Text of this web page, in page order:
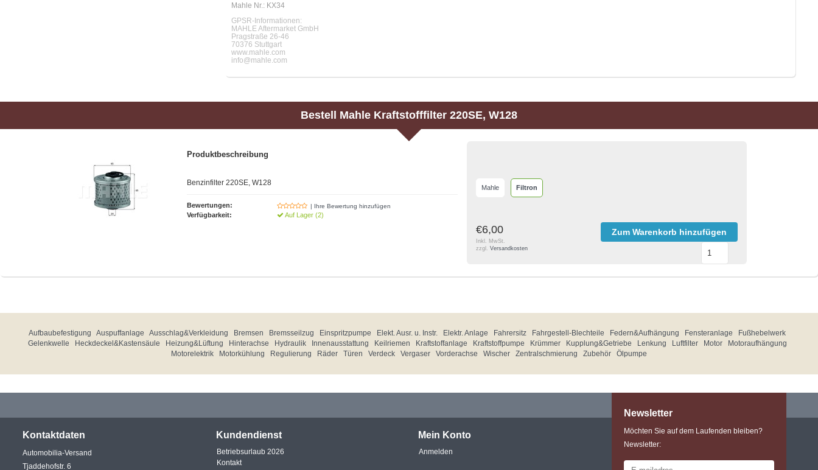
Mahle Nr.: KX34
GPSR-Informationen:
MAHLE Aftermarket GmbH
Pragstraße 26-46
70376 Stuttgart
www.mahle.com
info@mahle.com
Bestell Mahle Kraftstofffilter 220SE, W128
Produktbeschreibung
Benzinfilter 220SE, W128
Bewertungen: | Ihre Bewertung hinzufügen
Verfügbarkeit: Auf Lager (2)
Mahle Filtron
€6,00
Inkl. MwSt.
zzgl. Versandkosten
Zum Warenkorb hinzufügen
Aufbaubefestigung Auspuffanlage Ausschlag&Verkleidung Bremsen Bremsseilzug Einspritzpumpe Elekt. Ausr. u. Instr. Elektr. Anlage Fahrersitz Fahrgestell-Blechteile Federn&Aufhängung Fensteranlage
Fußhebelwerk
Gelenkwelle
Heckdeckel&Kastensäule Heizung&Lüftung Hinterachse Hydraulik Innenausstattung Keilriemen Kraftstoffanlage Kraftstoffpumpe Krümmer Kupplung&Getriebe Lenkung Luftfilter Motor
Motoraufhängung
Motorelektrik
Motorkühlung Regulierung Räder Türen Verdeck Vergaser Vorderachse Wischer Zentralschmierung Zubehör Ölpumpe
Kontaktdaten
Automobilia-Versand
Tjaddehofstr. 6
Kundendienst
Betriebsurlaub 2026
Kontakt
Mein Konto
Anmelden
Newsletter
Möchten Sie auf dem Laufenden bleiben?
Newsletter: